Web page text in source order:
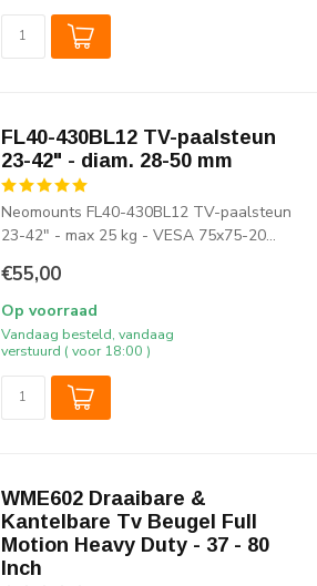
FL40-430BL12 TV-paalsteun
23-42" - diam. 28-50 mm
Neomounts FL40-430BL12 TV-paalsteun
23-42" - max 25 kg - VESA 75x75-20...
€55,00
Op voorraad
Vandaag besteld, vandaag
verstuurd ( voor 18:00 )
WME602 Draaibare &
Kantelbare Tv Beugel Full
Motion Heavy Duty - 37 - 80
Inch